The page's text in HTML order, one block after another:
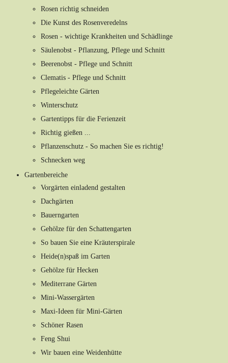
Rosen richtig schneiden
Die Kunst des Rosenveredelns
Rosen - wichtige Krankheiten und Schädlinge
Säulenobst - Pflanzung, Pflege und Schnitt
Beerenobst - Pflege und Schnitt
Clematis - Pflege und Schnitt
Pflegeleichte Gärten
Winterschutz
Gartentipps für die Ferienzeit
Richtig gießen ...
Pflanzenschutz - So machen Sie es richtig!
Schnecken weg
Gartenbereiche
Vorgärten einladend gestalten
Dachgärten
Bauerngarten
Gehölze für den Schattengarten
So bauen Sie eine Kräuterspirale
Heide(n)spaß im Garten
Gehölze für Hecken
Mediterrane Gärten
Mini-Wassergärten
Maxi-Ideen für Mini-Gärten
Schöner Rasen
Feng Shui
Wir bauen eine Weidenhütte